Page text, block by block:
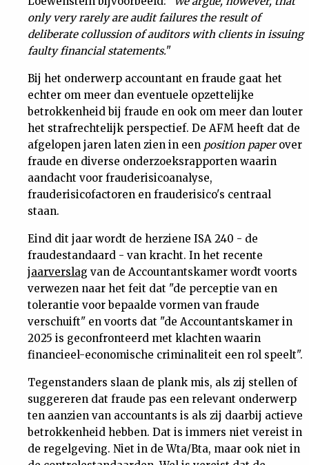
only very rarely are audit failures the result of
deliberate collussion of auditors with clients in issuing
faulty financial statements."
Bij het onderwerp accountant en fraude gaat het
echter om meer dan eventuele opzettelijke
betrokkenheid bij fraude en ook om meer dan louter
het strafrechtelijk perspectief. De AFM heeft dat de
afgelopen jaren laten zien in een position paperover
fraude en diverse onderzoeksrapporten waarin
aandacht voor frauderisicoanalyse,
frauderisicofactoren en frauderisico's centraal
staan.
Eind dit jaar wordt de herziene ISA 240 - de
fraudestandaard - van kracht. In het recente
jaarverslag van de Accountantskamer wordt voorts
verwezen naar het feit dat "de perceptie van en
tolerantie voor bepaalde vormen van fraude
verschuift" en voorts dat "de Accountantskamer in
2025 is geconfronteerd met klachten waarin
financieel-economische criminaliteit een rol speelt".
Tegenstanders slaan de plank mis, als zij stellen of
suggereren dat fraude pas een relevant onderwerp
ten aanzien van accountants is als zij daarbij actieve
betrokkenheid hebben. Dat is immers niet vereist in
de regelgeving. Niet in de Wta/Bta, maar ook niet in